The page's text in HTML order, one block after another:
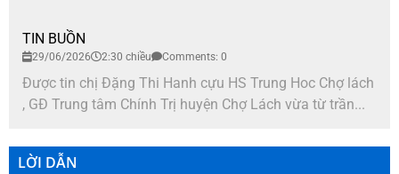
TIN BUỒN
29/06/2026 2:30 chiều Comments: 0
Được tin chị Đặng Thi Hanh cựu HS Trung Hoc Chợ lách
, GĐ Trung tâm Chính Trị huyện Chợ Lách vừa từ trần...
LỜI DẪN